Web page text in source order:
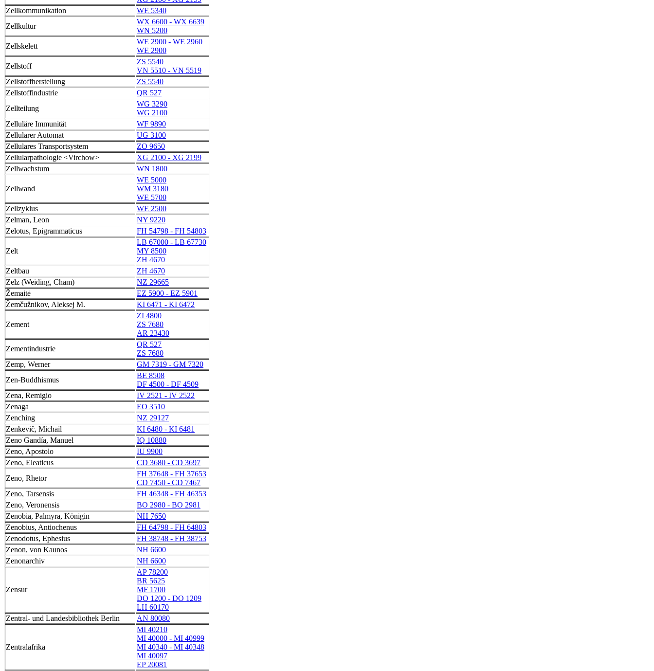
Zellkommunikation
WE 5340
Zellkultur
WX 6600 - WX 6639
WN 5200
Zellskelett
WE 2900 - WE 2960
WE 2900
Zellstoff
ZS 5540
VN 5510 - VN 5519
Zellstoffherstellung
ZS 5540
Zellstoffindustrie
QR 527
Zellteilung
WG 3290
WG 2100
Zelluläre Immunität
WF 9890
Zellularer Automat
UG 3100
Zellulares Transportsystem
ZO 9650
Zellularpathologie <Virchow>
XG 2100 - XG 2199
Zellwachstum
WN 1800
Zellwand
WE 5000
WM 3180
WE 5700
Zellzyklus
WE 2500
Zelman, Leon
NY 9220
Zelotus, Epigrammaticus
FH 54798 - FH 54803
Zelt
LB 67000 - LB 67730
MY 8500
ZH 4670
Zeltbau
ZH 4670
Zelz (Weiding, Cham)
NZ 29665
Žemaitė
EZ 5900 - EZ 5901
Žemčužnikov, Aleksej M.
KI 6471 - KI 6472
Zement
ZI 4800
ZS 7680
AR 23430
Zementindustrie
QR 527
ZS 7680
Zemp, Werner
GM 7319 - GM 7320
Zen-Buddhismus
BE 8508
DF 4500 - DF 4509
Zena, Remigio
IV 2521 - IV 2522
Zenaga
EO 3510
Zenching
NZ 29127
Zenkevič, Michail
KI 6480 - KI 6481
Zeno Gandía, Manuel
IQ 10880
Zeno, Apostolo
IU 9900
Zeno, Eleaticus
CD 3680 - CD 3697
Zeno, Rhetor
FH 37648 - FH 37653
CD 7450 - CD 7467
Zeno, Tarsensis
FH 46348 - FH 46353
Zeno, Veronensis
BO 2980 - BO 2981
Zenobia, Palmyra, Königin
NH 7650
Zenobius, Antiochenus
FH 64798 - FH 64803
Zenodotus, Ephesius
FH 38748 - FH 38753
Zenon, von Kaunos
NH 6600
Zenonarchiv
NH 6600
Zensur
AP 78200
BR 5625
MF 1700
DO 1200 - DO 1209
LH 60170
Zentral- und Landesbibliothek Berlin
AN 80080
Zentralafrika
MI 40210
MI 40000 - MI 40999
MI 40340 - MI 40348
MI 40097
EP 20081